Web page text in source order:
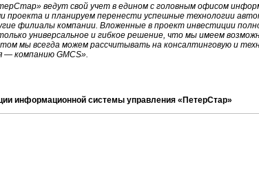
ведут свой учет в едином с головным офисом
и планируем перенести успешные технологии
филиалы компании. Вложенные в проект инвестиции
универсальное и гибкое решение, что мы имеем
мы всегда можем рассчитывать на консалтинговую и
— компанию GMCS».
информационной системы управления «ПетерСтар»